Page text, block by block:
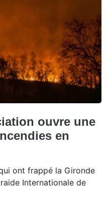
ouvre une
en
ont frappé la Gironde
Internationale de